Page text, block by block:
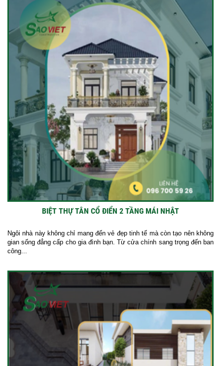
BIỆT THỰ TÂN CỔ ĐIỂN 2 TẦNG MÁI NHẬT
Ngôi nhà này không chỉ mang đến vẻ đẹp tinh tế mà còn tạo nên không
gian sống đẳng cấp cho gia đình bạn. Từ cửa chính sang trọng đến ban
công...